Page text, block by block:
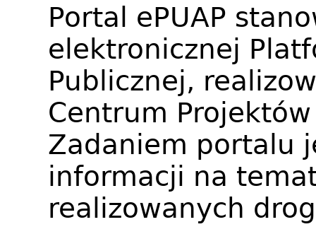
Portal ePUAP
elektronicznej
Publicznej,
Centrum
Zadaniem portalu
informacji na
realizowanych